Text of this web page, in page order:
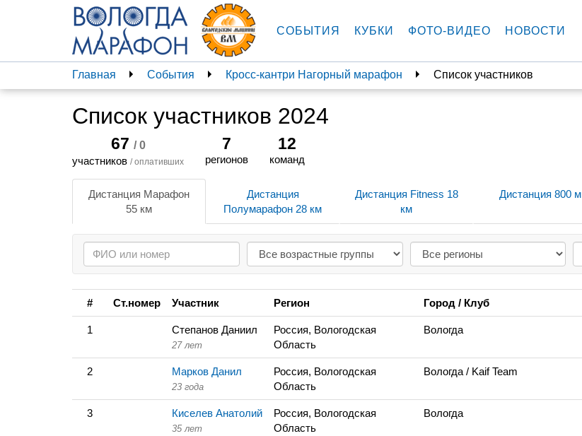
СОБЫТИЯ КУБКИ ФОТО-ВИДЕО НОВОСТИ
Главная События Кросс-кантри Нагорный марафон Список участников
Список участников 2024
67 / 0
участников / оплативших
7
регионов
12
команд
Дистанция Марафон
55 км
Дистанция
Полумарафон 28 км
Дистанция Fitness 18
км
Дистанция 800 м
# Ст.номер Участник Регион Город / Клуб
1 Степанов Даниил
27 лет
Россия, Вологодская
Область
Вологда
2 Марков Данил
23 года
Россия, Вологодская
Область
Вологда / Kaif Team
3 Киселев Анатолий
35 лет
Россия, Вологодская
Область
Вологда